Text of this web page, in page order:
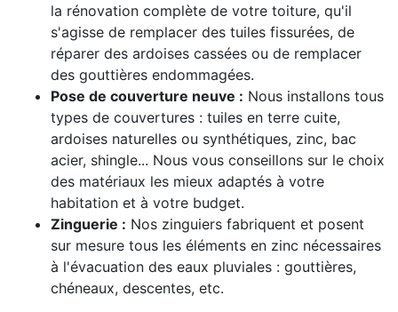
la rénovation complète de votre toiture, qu'il
s'agisse de remplacer des tuiles fissurées, de
réparer des ardoises cassées ou de remplacer
des gouttières endommagées.
Pose de couverture neuve : Nous installons tous
types de couvertures : tuiles en terre cuite,
ardoises naturelles ou synthétiques, zinc, bac
acier, shingle... Nous vous conseillons sur le choix
des matériaux les mieux adaptés à votre
habitation et à votre budget.
Zinguerie : Nos zinguiers fabriquent et posent
sur mesure tous les éléments en zinc nécessaires
à l'évacuation des eaux pluviales : gouttières,
chéneaux, descentes, etc.